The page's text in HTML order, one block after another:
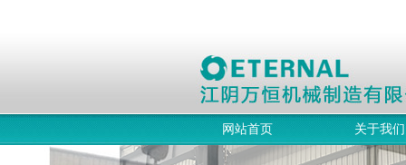
网站首页 关于我们